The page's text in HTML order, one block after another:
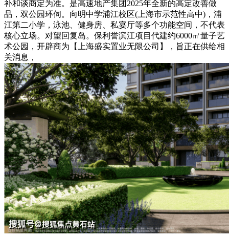
补和谈商定为准。是高速地产集团2025年全新的高定改善做
品，双公园环伺。向明中学浦江校区(上海市示范性高中)，浦
江第二小学，泳池、健身房、私宴厅等多个功能空间，不代表
核心立场。对望回复岛。保利誉滨江项目代建约6000㎡量子艺
术公园，开辟商为【上海盛实置业无限公司】，旨正在供给相
关消息，